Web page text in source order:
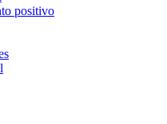
positivo